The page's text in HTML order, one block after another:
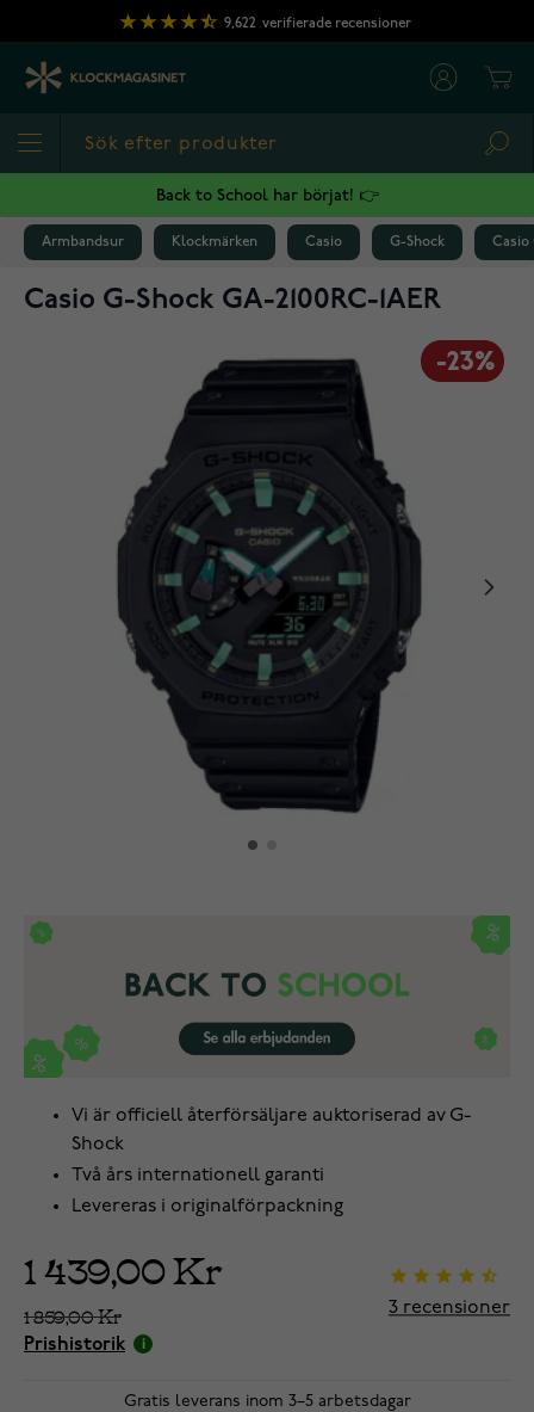
Hoppa till innehållet
9,622 verifierade recensioner
Back to School har börjat! 👉
Armbandsur Klockmärken Casio G-Shock Casio
Casio G-Shock GA-2100RC-1AER
-23%
Vi är officiell återförsäljare auktoriserad av G-
Shock
Två års internationell garanti
Levereras i originalförpackning
1 439,00 Kr
1 859,00 Kr
Prishistorik
3 recensioner
Gratis leverans inom 3–5 arbetsdagar